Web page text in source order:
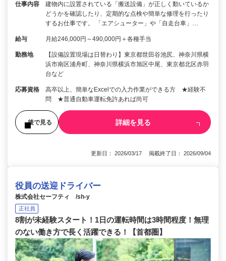
仕事内容
建物内に設置されている「搬送設備」が正しく動いているか
どうかを確認したり、定期的な点検や簡単な修理を行ったり
するお仕事です。 「エアシューター」や「自走台車」…
給与 月給246,000円～490,000円＋各種手当
勤務地
【設備設置現場は日替わり】東京都世田谷池尻、神奈川県横
浜市南区浦舟町、神奈川県横浜市旭区中尾、東京都北区赤羽
台など
応募資格
高卒以上、簡単なExcelでの入力作業ができる方 ★経験不
問 ★普通自動車運転免許あれば尚可
後で見る 詳細を見る
更新日： 2026/03/17 掲載終了日： 2026/09/04
役員の送迎ドライバー
株式会社セーフティ /sh-y
正社員
8割が未経験スタート！1日の運転時間は3時間程度！無理
のない働き方で長く活躍できる！【首都圏】